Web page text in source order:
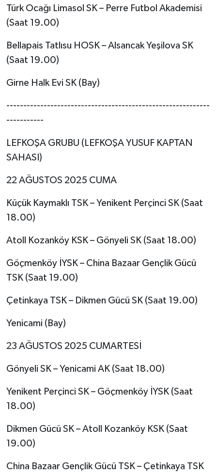
Türk Ocağı Limasol SK – Perre Futbol Akademisi
(Saat 19.00)
Bellapais Tatlısu HOSK – Alsancak Yeşilova SK
(Saat 19.00)
Girne Halk Evi SK (Bay)
------------------------------------------------------------
-----------
LEFKOŞA GRUBU (LEFKOŞA YUSUF KAPTAN
SAHASI)
22 AĞUSTOS 2025 CUMA
Küçük Kaymaklı TSK – Yenikent Perçinci SK (Saat
18.00)
Atoll Kozanköy KSK – Gönyeli SK (Saat 18.00)
Göçmenköy İYSK – China Bazaar Gençlik Gücü
TSK (Saat 19.00)
Çetinkaya TSK – Dikmen Gücü SK (Saat 19.00)
Yenicami (Bay)
23 AĞUSTOS 2025 CUMARTESİ
Gönyeli SK – Yenicami AK (Saat 18.00)
Yenikent Perçinci SK – Göçmenköy İYSK (Saat
18.00)
Dikmen Gücü SK – Atoll Kozanköy KSK (Saat
19.00)
China Bazaar Gençlik Gücü TSK – Çetinkaya TSK